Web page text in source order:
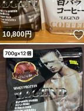
10,800円